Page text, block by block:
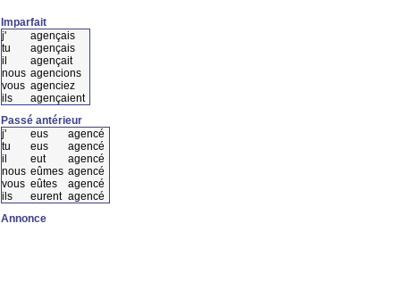
Imparfait
j'
agençais
tu
agençais
il
agençait
nous agencions
vous agenciez
ils
agençaient
Passé antérieur
j'
eus
agencé
tu
eus
agencé
il
eut
agencé
nous eûmes agencé
vous eûtes
agencé
ils
eurent agencé
Annonce